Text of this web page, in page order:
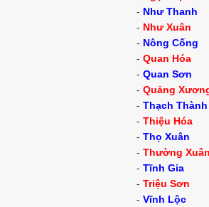
- Như Thanh
- Như Xuân
- Nông Cống
- Quan Hóa
- Quan Sơn
- Quảng
- Thạch Thành
- Thiệu Hóa
- Thọ Xuân
- Thường Xuân
- Tĩnh Gia
- Triệu Sơn
- Vĩnh Lộc